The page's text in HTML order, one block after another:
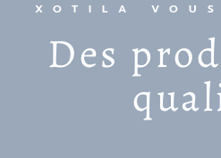
XOTILA
Des